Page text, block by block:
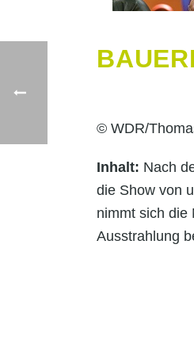
© WDR/
Inhalt: Nach
die Show von
nimmt sich die
Ausstrahlung